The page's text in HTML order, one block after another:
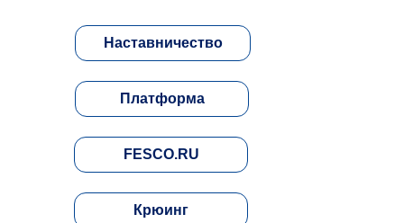
Наставничество
Платформа
FESCO.RU
Крюинг